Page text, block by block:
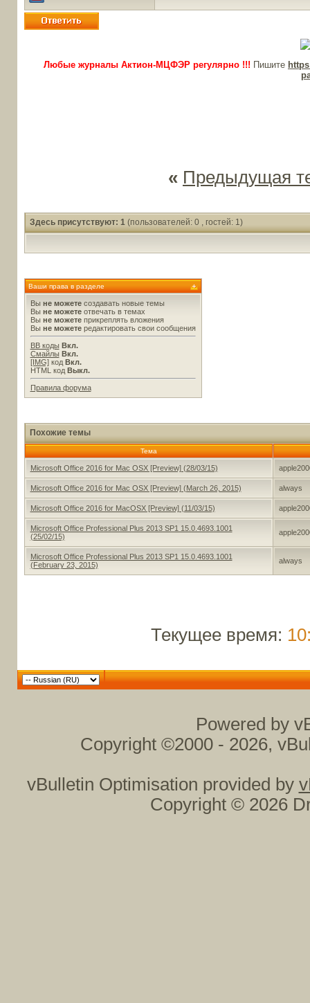
Любые журналы Актион-МЦФЭР регулярно !!! Пишите
« Предыдущая
Здесь присутствуют: 1 (пользователей: 0 , гостей: 1)
Ваши права в разделе
Вы не можетесоздавать новые темы
Вы не можетеотвечать в темах
Вы не можетеприкреплять вложения
Вы не можетередактировать свои сообщения
BB коды Вкл.
Смайлы Вкл.
[IMG]код Вкл.
HTML код Выкл.
Правила форума
Похожие темы
Тема
Microsoft Office 2016 for Mac OSX [Preview] (28/03/15)
Microsoft Office 2016 for Mac OSX [Preview] (March 26, 2015) always
Microsoft Office 2016 for MacOSX [Preview] (11/03/15)
Microsoft Office Professional Plus 2013 SP1 15.0.4693.1001
(25/02/15)
Microsoft Office Professional Plus 2013 SP1 15.0.4693.1001
(February 23, 2015)
always
Текущее время:
Powered by
Copyright ©2000 - 2026,
vBulletin Optimisation provided by
Copyright © 2026